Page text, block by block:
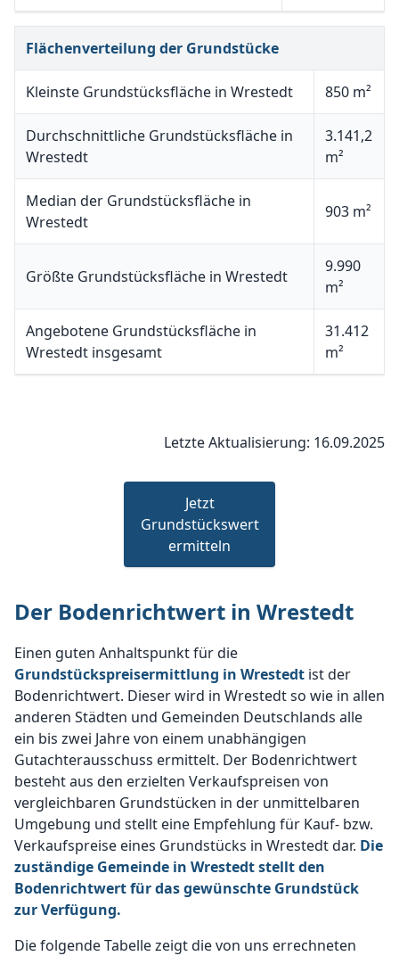
Flächenverteilung der Grundstücke
Kleinste Grundstücksfläche in Wrestedt 850 m²
Durchschnittliche Grundstücksfläche in
Wrestedt
3.141,2
m²
Median der Grundstücksfläche in
Wrestedt
903 m²
Größte Grundstücksfläche in Wrestedt
9.990
m²
Angebotene Grundstücksfläche in
Wrestedt insgesamt
31.412
m²
Letzte Aktualisierung: 16.09.2025
Jetzt
Grundstückswert
ermitteln
Der Bodenrichtwert in Wrestedt
Einen guten Anhaltspunkt für die
Grundstückspreisermittlung in Wrestedt ist der
Bodenrichtwert. Dieser wird in Wrestedt so wie in allen
anderen Städten und Gemeinden Deutschlands alle
ein bis zwei Jahre von einem unabhängigen
Gutachterausschuss ermittelt. Der Bodenrichtwert
besteht aus den erzielten Verkaufspreisen von
vergleichbaren Grundstücken in der unmittelbaren
Umgebung und stellt eine Empfehlung für Kauf- bzw.
Verkaufspreise eines Grundstücks in Wrestedt dar. Die
zuständige Gemeinde in Wrestedt stellt den
Bodenrichtwert für das gewünschte Grundstück
zur Verfügung.
Die folgende Tabelle zeigt die von uns errechneten